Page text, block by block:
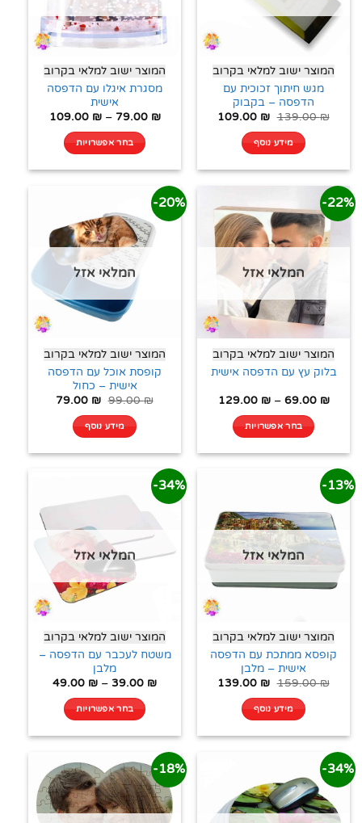
המוצר ישוב למלאי בקרוב
מגש חיתוך זכוכית עם
הדפסה – בקבוק
139.00₪
109.00 ₪
מידע נוסף
המוצר ישוב למלאי בקרוב
מסגרת איגלו עם הדפסה
אישית
79.00 ₪
–
109.00 ₪
בחר אפשרויות
22%-
המלאי אזל
המוצר ישוב למלאי בקרוב
בלוק עץ עם הדפסה אישית
69.00 ₪
–
129.00 ₪
בחר אפשרויות
20%-
המלאי אזל
המוצר ישוב למלאי בקרוב
קופסת אוכל עם הדפסה
אישית – כחול
99.00₪
79.00 ₪
מידע נוסף
13%-
המלאי אזל
המוצר ישוב למלאי בקרוב
קופסא ממתכת עם הדפסה
אישית – מלבן
159.00₪
139.00 ₪
מידע נוסף
34%-
המלאי אזל
המוצר ישוב למלאי בקרוב
משטח לעכבר עם הדפסה –
מלבן
39.00 ₪
–
49.00 ₪
בחר אפשרויות
34%-
18%-